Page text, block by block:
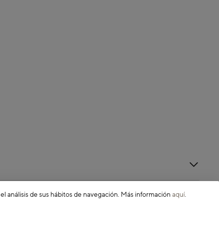
de sus hábitos de navegación. Más información aquí.